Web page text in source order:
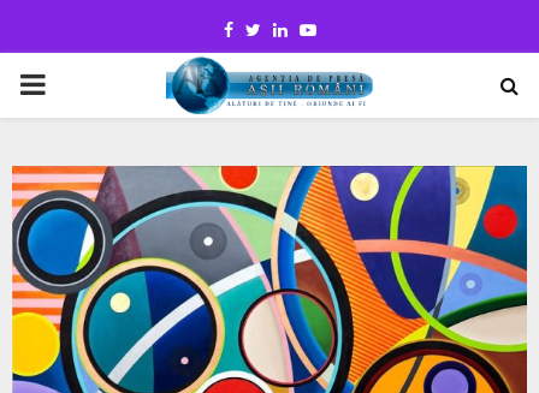
Facebook
TwitterLinkedinYoutube
PRIMARY